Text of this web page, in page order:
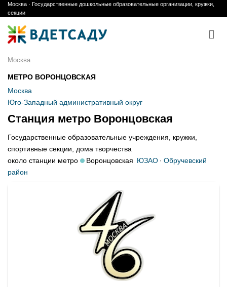
Skip
to
content
Москва · Государственные дошкольные образовательные организации, кружки,
секции
Москва
МЕТРО ВОРОНЦОВСКАЯ
Москва
Юго-Западный административный округ
Станция метро Воронцовская
Государственные образовательные учреждения, кружки,
спортивные секции, дома творчества
около станции метро
Воронцовская ЮЗАО· Обручевский
район